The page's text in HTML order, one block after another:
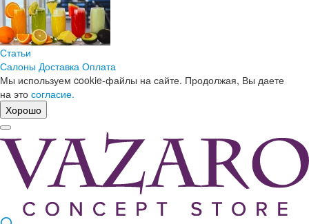
Статьи
Салоны Доставка Оплата
Мы используем cookie-файлы на сайте. Продолжая, Вы даете
на это согласие.
Хорошо